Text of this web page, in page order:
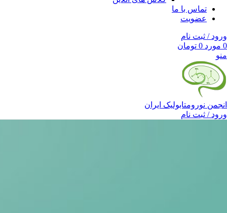
تماس با ما
عضویت
ورود / ثبت نام
0 مورد 0 تومان
منو
انجمن نورومتابولیک ایران
ورود / ثبت نام